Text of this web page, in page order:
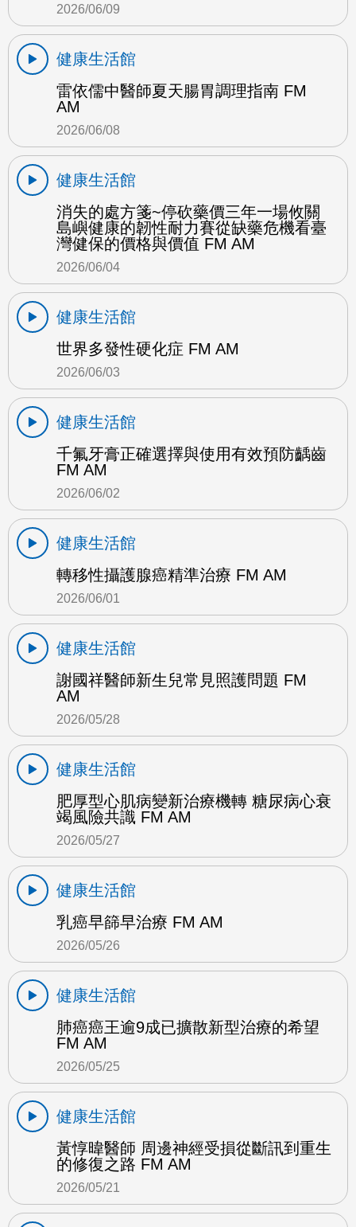
2026/06/09
健康生活館
雷依儒中醫師夏天腸胃調理指南 FM
AM
2026/06/08
健康生活館
消失的處方箋~停砍藥價三年一場攸關
島嶼健康的韌性耐力賽從缺藥危機看臺
灣健保的價格與價值 FM AM
2026/06/04
健康生活館
世界多發性硬化症 FM AM
2026/06/03
健康生活館
千氟牙膏正確選擇與使用有效預防齲齒
FM AM
2026/06/02
健康生活館
轉移性攝護腺癌精準治療 FM AM
2026/06/01
健康生活館
謝國祥醫師新生兒常見照護問題 FM
AM
2026/05/28
健康生活館
肥厚型心肌病變新治療機轉 糖尿病心衰
竭風險共識 FM AM
2026/05/27
健康生活館
乳癌早篩早治療 FM AM
2026/05/26
健康生活館
肺癌癌王逾9成已擴散新型治療的希望
FM AM
2026/05/25
健康生活館
黃惇暐醫師 周邊神經受損從斷訊到重生
的修復之路 FM AM
2026/05/21